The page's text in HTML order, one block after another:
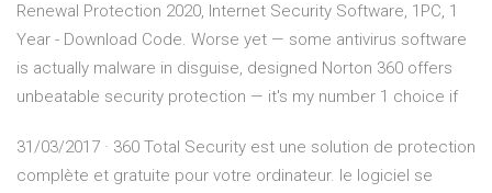
Renewal Protection 2020, Internet Security Software, 1PC, 1
Year - Download Code. Worse yet — some antivirus software
is actually malware in disguise, designed Norton 360 offers
unbeatable security protection — it's my number 1 choice if
31/03/2017 · 360 Total Security est une solution de protection
complète et gratuite pour votre ordinateur. le logiciel se